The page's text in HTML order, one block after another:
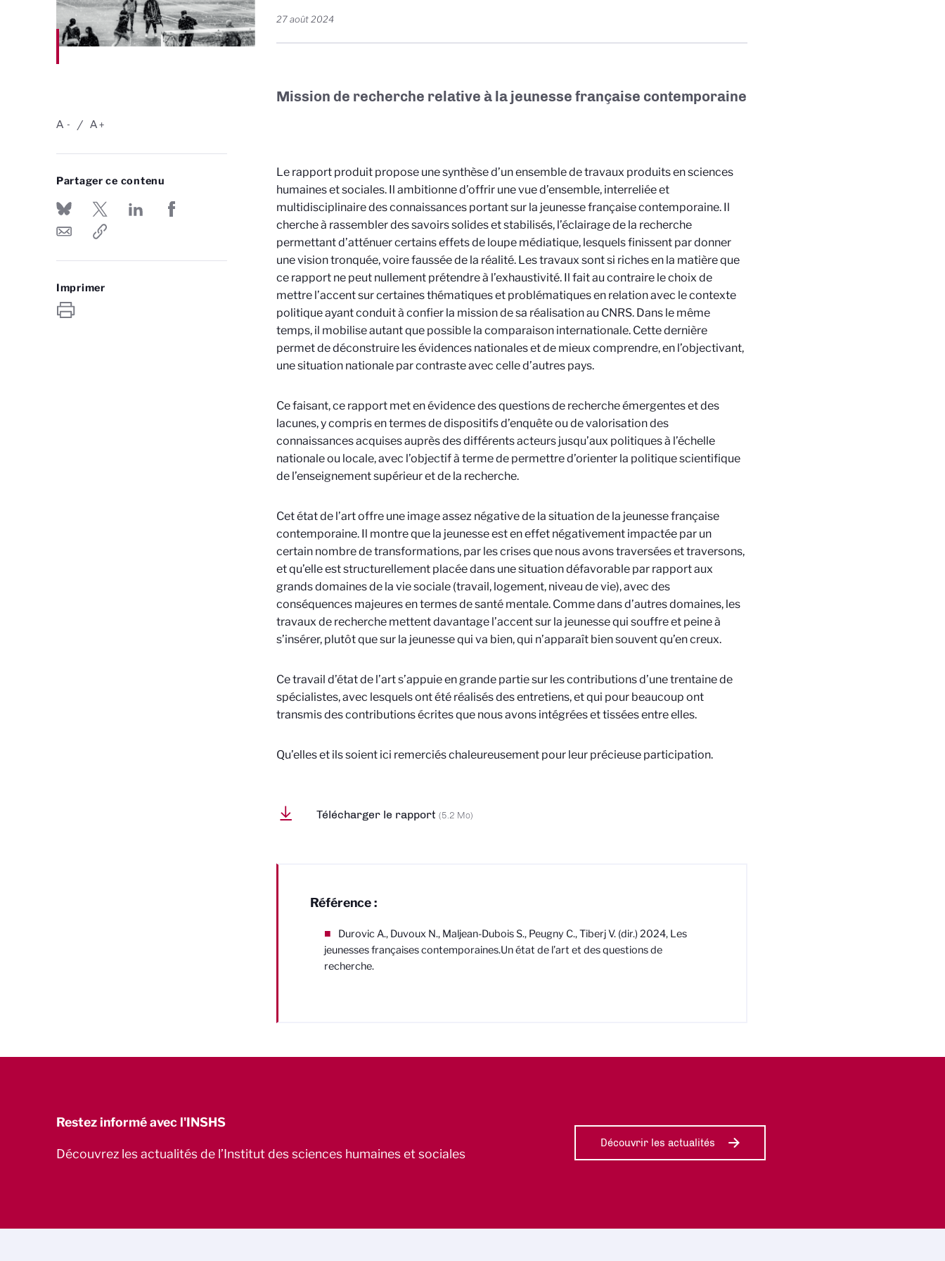
-
A +
A
Partager ce contenu
Imprimer
27 août 2024
Mission de recherche relative à la jeunesse française contemporaine
Le rapport produit propose une synthèse d’un ensemble de travaux produits en sciences
humaines et sociales. Il ambitionne d’offrir une vue d’ensemble, interreliée et
multidisciplinaire des connaissances portant sur la jeunesse française contemporaine. Il
cherche à rassembler des savoirs solides et stabilisés, l’éclairage de la recherche
permettant d’atténuer certains effets de loupe médiatique, lesquels finissent par donner
une vision tronquée, voire faussée de la réalité. Les travaux sont si riches en la matière que
ce rapport ne peut nullement prétendre à l’exhaustivité. Il fait au contraire le choix de
mettre l’accent sur certaines thématiques et problématiques en relation avec le contexte
politique ayant conduit à confier la mission de sa réalisation au CNRS. Dans le même
temps, il mobilise autant que possible la comparaison internationale. Cette dernière
permet de déconstruire les évidences nationales et de mieux comprendre, en l’objectivant,
une situation nationale par contraste avec celle d’autres pays.
Ce faisant, ce rapport met en évidence des questions de recherche émergentes et des
lacunes, y compris en termes de dispositifs d’enquête ou de valorisation des
connaissances acquises auprès des différents acteurs jusqu’aux politiques à l’échelle
nationale ou locale, avec l’objectif à terme de permettre d’orienter la politique scientifique
de l’enseignement supérieur et de la recherche.
Cet état de l’art offre une image assez négative de la situation de la jeunesse française
contemporaine. Il montre que la jeunesse est en effet négativement impactée par un
certain nombre de transformations, par les crises que nous avons traversées et traversons,
et qu’elle est structurellement placée dans une situation défavorable par rapport aux
grands domaines de la vie sociale (travail, logement, niveau de vie), avec des
conséquences majeures en termes de santé mentale. Comme dans d’autres domaines, les
travaux de recherche mettent davantage l’accent sur la jeunesse qui souffre et peine à
s’insérer, plutôt que sur la jeunesse qui va bien, qui n’apparaît bien souvent qu’en creux.
Ce travail d’état de l’art s’appuie en grande partie sur les contributions d’une trentaine de
spécialistes, avec lesquels ont été réalisés des entretiens, et qui pour beaucoup ont
transmis des contributions écrites que nous avons intégrées et tissées entre elles.
Qu’elles et ils soient ici remerciés chaleureusement pour leur précieuse participation.
Télécharger le rapport (5.2 Mo)
Référence :
Durovic A., Duvoux N., Maljean-Dubois S., Peugny C., Tiberj V. (dir.) 2024, Les
jeunesses françaises contemporaines.Un état de l’art et des questions de
recherche.
Restez informé avec l'INSHS
Découvrez les actualités de l’Institut des sciences humaines et sociales
Découvrir les actualités